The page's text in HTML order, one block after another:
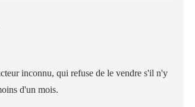
inconnu, qui refuse de le vendre s'il n'y
d'un mois.